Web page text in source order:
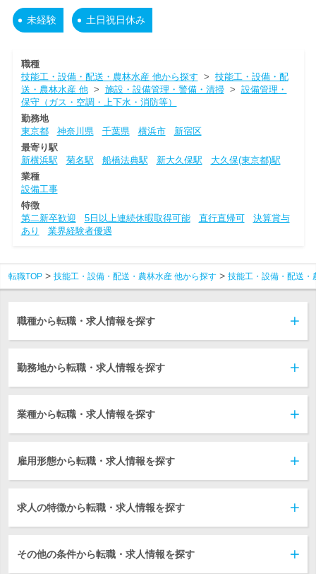
未経験 土日祝日休み
職種
技能工・設備・配送・農林水産 他から探す > 技能工・設備・配
送・農林水産 他> 施設・設備管理・警備・清掃> 設備管理・
保守（ガス・空調・上下水・消防等）
勤務地
東京都
神奈川県 千葉県 横浜市
新宿区
最寄り駅
新横浜駅
菊名駅 船橋法典駅 新大久保駅
大久保(東京都)駅
業種
設備工事
特徴
第二新卒歓迎
5日以上連続休暇取得可能 直行直帰可
決算賞与
あり
業界経験者優遇
転職TOP 技能工・設備・配送・農林水産 他から探す 技能工・設備・配送・
職種から転職・求人情報を探す
勤務地から転職・求人情報を探す
業種から転職・求人情報を探す
雇用形態から転職・求人情報を探す
求人の特徴から転職・求人情報を探す
その他の条件から転職・求人情報を探す